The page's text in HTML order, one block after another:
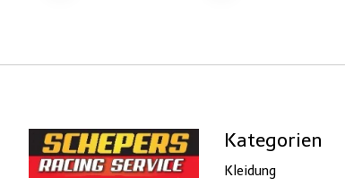
Kategorien
Kleidung